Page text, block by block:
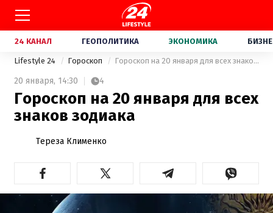
24 КАНАЛ ГЕОПОЛИТИКА ЭКОНОМИКА
Lifestyle 24 Гороскоп Гороскоп на 20 января для всех знаков зодиака
20 января, 14:30 4
Гороскоп на 20 января для всех
знаков зодиака
Тереза Клименко